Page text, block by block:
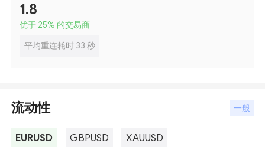
1.8
优于 25% 的交易商
平均重连耗时 33 秒
流动性 一般
EURUSD GBPUSD XAUUSD